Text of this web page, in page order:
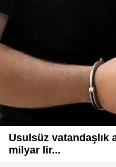
Usulsüz vatandaşlık
milyar lir...